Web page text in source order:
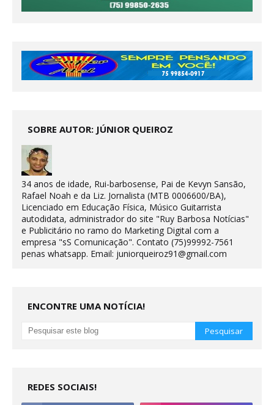
SOBRE AUTOR: JÚNIOR QUEIROZ
34 anos de idade, Rui-barbosense, Pai de Kevyn Sansão,
Rafael Noah e da Liz. Jornalista (MTB 0006600/BA),
Licenciado em Educação Física, Músico Guitarrista
autodidata, administrador do site "Ruy Barbosa Notícias"
e Publicitário no ramo do Marketing Digital com a
empresa "sS Comunicação". Contato (75)99992-7561
penas whatsapp. Email: juniorqueiroz91@gmail.com
ENCONTRE UMA NOTÍCIA!
REDES SOCIAIS!